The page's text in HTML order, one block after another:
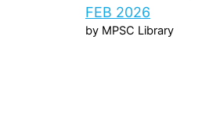
FEB 2026
by MPSC Library